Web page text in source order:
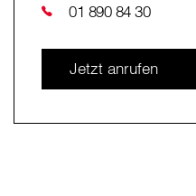
01 890 84 30
Jetzt anrufen